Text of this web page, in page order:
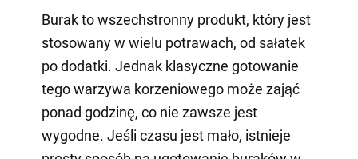
Burak to wszechstronny produkt, który jest
stosowany w wielu potrawach, od sałatek
po dodatki. Jednak klasyczne gotowanie
tego warzywa korzeniowego może zająć
ponad godzinę, co nie zawsze jest
wygodne. Jeśli czasu jest mało, istnieje